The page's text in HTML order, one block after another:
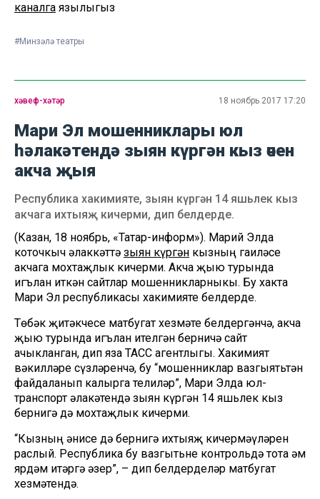
каналга язылыгыз
#Минзәлә театры
хәвеф-хәтәр 18 ноябрь 2017 17:20
Мари Эл мошенниклары юл
һәлакәтендә зыян күргән кыз өчен
акча җыя
Республика хакимияте, зыян күргән 14 яшьлек кыз
акчага ихтыяҗ кичерми, дип белдерде.
(Казан, 18 ноябрь, «Татар-информ»). Марий Элда
коточкыч һәлаккәттә зыян күргән кызның гаиләсе
акчага мохтаҗлык кичерми. Акча җыю турында
игълан иткән сайтлар мошенникларныкы. Бу хакта
Мари Эл республикасы хакимияте белдерде.
Төбәк җитәкчесе матбугат хезмәте белдергәнчә, акча
җыю турында игълан ителгән берничә сайт
ачыкланган, дип яза ТАСС агентлыгы. Хакимият
вәкилләре сүзләренчә, бу “мошенниклар вазгыятьтән
файдаланып калырга телиләр”, Мари Элда юл-
транспорт һәлакәтендә зыян күргән 14 яшьлек кыз
бернигә дә мохтаҗлык кичерми.
“Кызның әнисе дә бернигә ихтыяҗ кичермәүләрен
раслый. Республика бу вазгытьне контрольдә тота һәм
ярдәм итәргә әзер”, – дип белдерделәр матбугат
хезмәтендә.